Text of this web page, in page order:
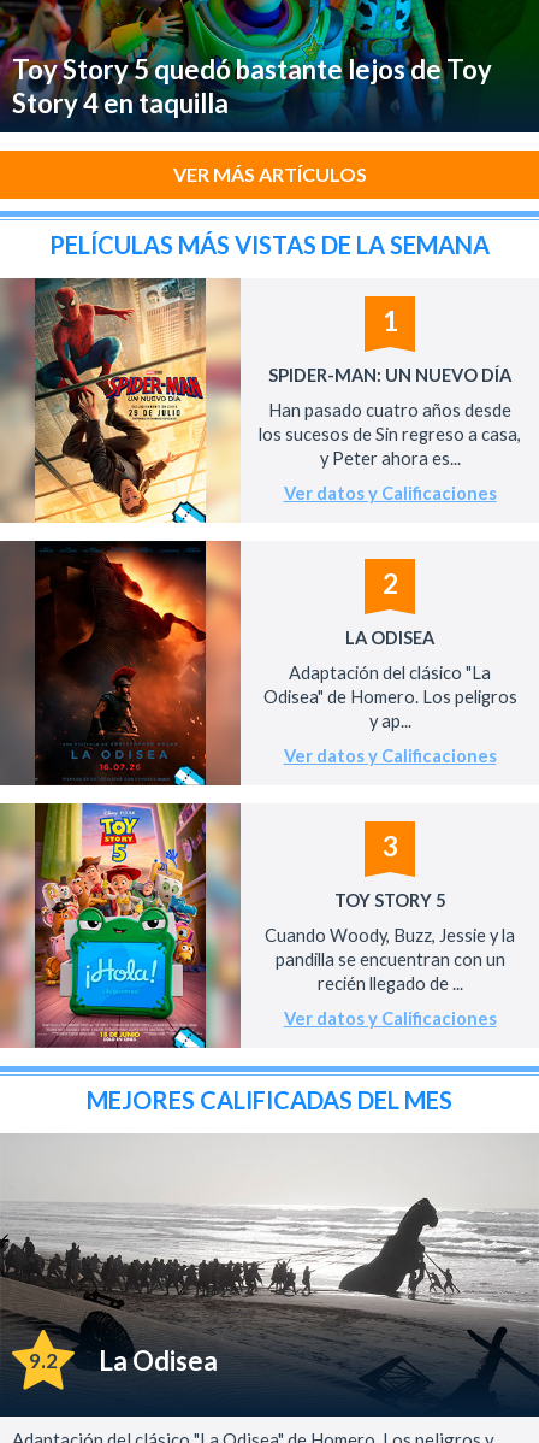
Toy Story 5 quedó bastante lejos de Toy
Story 4 en taquilla
VER MÁS ARTÍCULOS
PELÍCULAS MÁS VISTAS DE LA SEMANA
1
SPIDER-MAN: UN NUEVO DÍA
Han pasado cuatro años desde
los sucesos de Sin regreso a casa,
y Peter ahora es...
Ver datos y Calificaciones
2
LA ODISEA
Adaptación del clásico "La
Odisea" de Homero. Los peligros
y ap...
Ver datos y Calificaciones
3
TOY STORY 5
Cuando Woody, Buzz, Jessie y la
pandilla se encuentran con un
recién llegado de ...
Ver datos y Calificaciones
MEJORES CALIFICADAS DEL MES
9.2 La Odisea